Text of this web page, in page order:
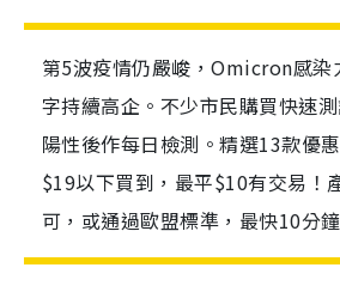
第5波疫情仍嚴峻，Omicron感染
字持續高企。不少市民購買快速
陽性後作每日檢測。精選13款優
$19以下買到，最平$10有交易！
可，或通過歐盟標準，最快10分